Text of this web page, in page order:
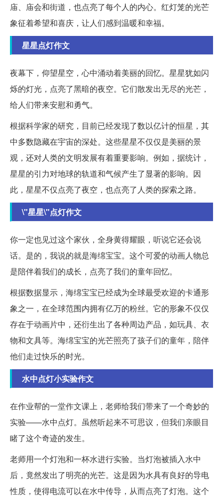
庙、庙会和街道，也点亮了每个人的内心。红灯笼的光芒
象征着希望和喜庆，让人们感到温暖和幸福。
星星点灯作文
夜幕下，仰望星空，心中涌动着美丽的回忆。星星犹如闪
烁的灯光，点亮了黑暗的夜空。它们散发出无尽的光芒，
给人们带来安慰和勇气。
根据科学家的研究，目前已经发现了数以亿计的恒星，其
中多数隐藏在宇宙的深处。这些星星不仅仅是美丽的景
观，还对人类的文明发展有着重要影响。例如，据统计，
星星的引力对地球的轨道和气候产生了显著的影响。因
此，星星不仅点亮了夜空，也点亮了人类的探索之路。
\"星星\"点灯作文
你一定也见过这个家伙，全身黄得耀眼，听说它还会说
话。是的，我说的就是海绵宝宝。这个可爱的动画人物总
是陪伴着我们的成长，点亮了我们的童年回忆。
根据数据显示，海绵宝宝已经成为全球最受欢迎的卡通形
象之一，在全球范围内拥有亿万的粉丝。它的形象不仅仅
存在于动画片中，还衍生出了各种周边产品，如玩具、衣
物和文具等。海绵宝宝的光芒照亮了孩子们的童年，陪伴
他们走过快乐的时光。
水中点灯小实验作文
在作业帮的一堂作文课上，老师给我们带来了一个奇妙的
实验——水中点灯。虽然听起来不可思议，但我们亲眼目
睹了这个奇迹的发生。
老师用一个灯泡和一杯水进行实验。当灯泡被插入水中
后，竟然发出了明亮的光芒。这是因为水具有良好的导电
性质，使得电流可以在水中传导，从而点亮了灯泡。这个